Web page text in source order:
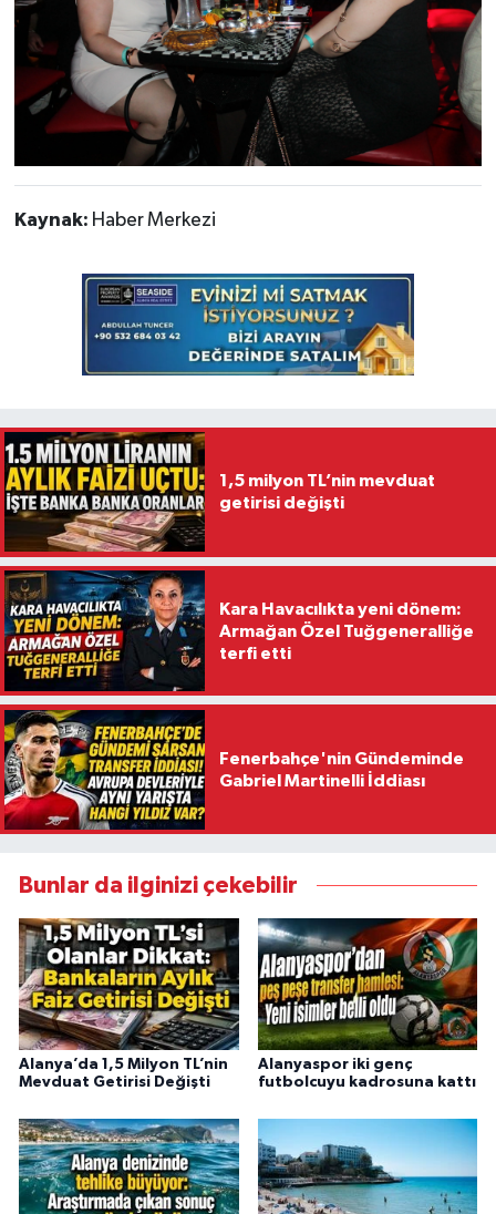
Kaynak: Haber Merkezi
1,5 milyon TL’nin mevduat
getirisi değişti
Kara Havacılıkta yeni dönem:
Armağan Özel Tuğgeneralliğe
terfi etti
Fenerbahçe'nin Gündeminde
Gabriel Martinelli İddiası
Bunlar da ilginizi çekebilir
Alanya’da 1,5 Milyon TL’nin
Mevduat Getirisi Değişti
Alanyaspor iki genç
futbolcuyu kadrosuna kattı